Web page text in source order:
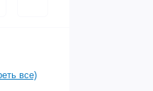
все)